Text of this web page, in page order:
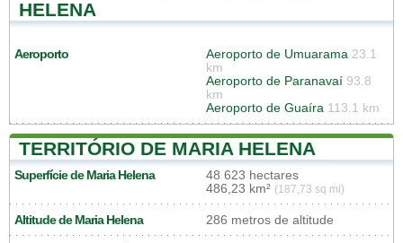
HELENA
Aeroporto Aeroporto de Umuarama 23.1
km
Aeroporto de Paranavaí 93.8
km
Aeroporto de Guaíra 113.1 km
TERRITÓRIO DE MARIA HELENA
Superfície de Maria Helena
48 623 hectares
486,23 km² (187,73 sq mi)
Altitude de Maria Helena 286 metros de altitude